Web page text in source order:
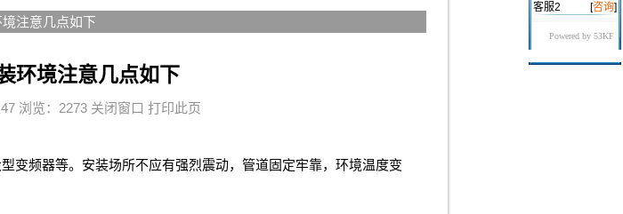
注意几点如下
环境注意几点如下
浏览：2273 关闭窗口 打印此页
变频器等。安装场所不应有强烈震动，管道固定牢靠，环境温度变
客服2
[咨询]
Powered by 53KF